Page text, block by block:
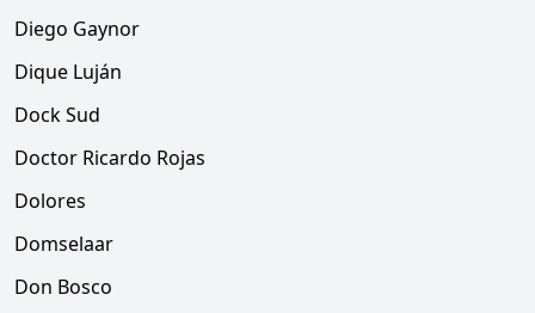
Diego Gaynor
Dique Luján
Dock Sud
Doctor Ricardo Rojas
Dolores
Domselaar
Don Bosco